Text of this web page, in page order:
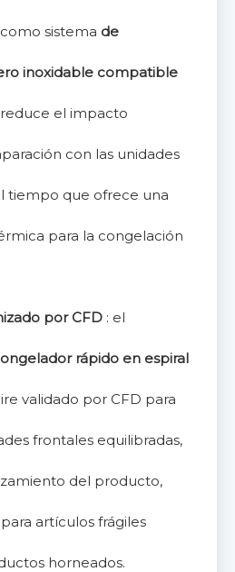
como sistema de
inoxidable compatible
reduce el impacto
con las unidades
tiempo que ofrece una
para la congelación
por CFD : el
rápido en espiral
validado por CFD para
frontales equilibradas,
del producto,
artículos frágiles
horneados.